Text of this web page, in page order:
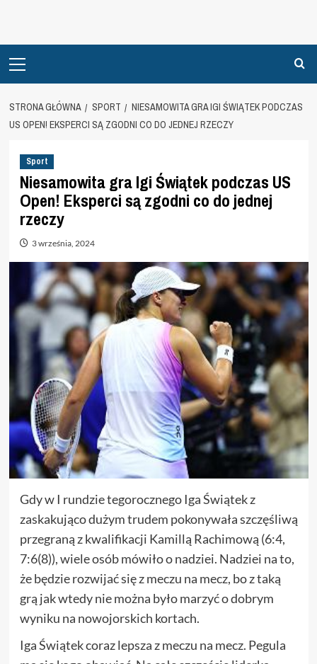
Menu
STRONA GŁÓWNA SPORT
NIESAMOWITA GRA IGI ŚWIĄTEK PODCZAS
US OPEN! EKSPERCI SĄ ZGODNI CO DO JEDNEJ RZECZY
Sport
Niesamowita gra Igi Świątek podczas US
Open! Eksperci są zgodni co do jednej
rzeczy
3 września, 2024
Gdy w I rundzie tegorocznego Iga Świątek z
zaskakująco dużym trudem pokonywała szczęśliwą
przegraną z kwalifikacji Kamillą Rachimową (6:4,
7:6(8)), wiele osób mówiło o nadziei. Nadziei na to,
że będzie rozwijać się z meczu na mecz, bo z taką
grą jak wtedy nie można było marzyć o dobrym
wyniku na nowojorskich kortach.
Iga Świątek coraz lepsza z meczu na mecz. Pegula